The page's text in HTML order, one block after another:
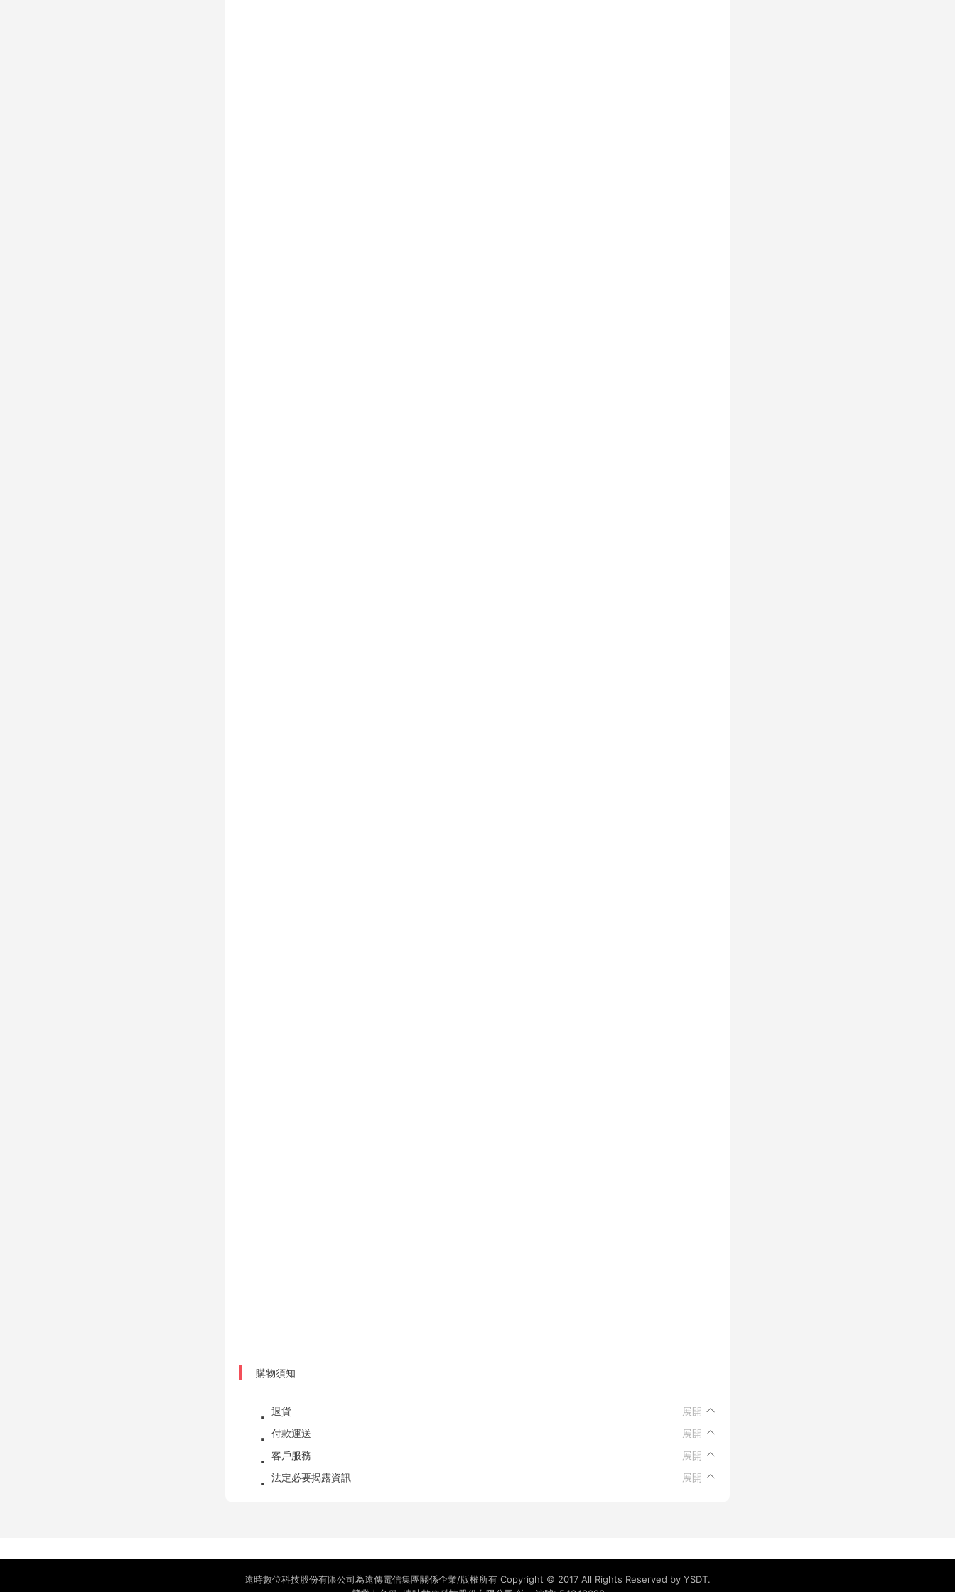
購物須知
退貨
展開
付款運送
展開
客戶服務
展開
法定必要揭露資訊
展開
遠時數位科技股份有限公司為遠傳電信集團關係企業/版權所有 Copyright © 2017 All Rights Reserved by YSDT.